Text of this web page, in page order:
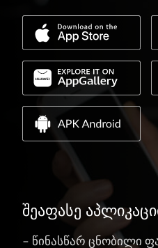
შეაფასე
– წინასწარ ცნობილი